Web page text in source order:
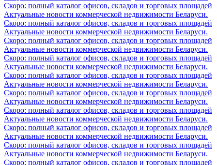
Скоро: полный каталог офисов, складов и торговых площадей
Актуальные новости коммерческой недвижимости Беларуси.
Скоро: полный каталог офисов, складов и торговых площадей
Актуальные новости коммерческой недвижимости Беларуси.
Скоро: полный каталог офисов, складов и торговых площадей
Актуальные новости коммерческой недвижимости Беларуси.
Скоро: полный каталог офисов, складов и торговых площадей
Актуальные новости коммерческой недвижимости Беларуси.
Скоро: полный каталог офисов, складов и торговых площадей
Актуальные новости коммерческой недвижимости Беларуси.
Скоро: полный каталог офисов, складов и торговых площадей
Актуальные новости коммерческой недвижимости Беларуси.
Скоро: полный каталог офисов, складов и торговых площадей
Актуальные новости коммерческой недвижимости Беларуси.
Скоро: полный каталог офисов, складов и торговых площадей
Актуальные новости коммерческой недвижимости Беларуси.
Скоро: полный каталог офисов, складов и торговых площадей
Актуальные новости коммерческой недвижимости Беларуси.
Скоро: полный каталог офисов, складов и торговых площадей